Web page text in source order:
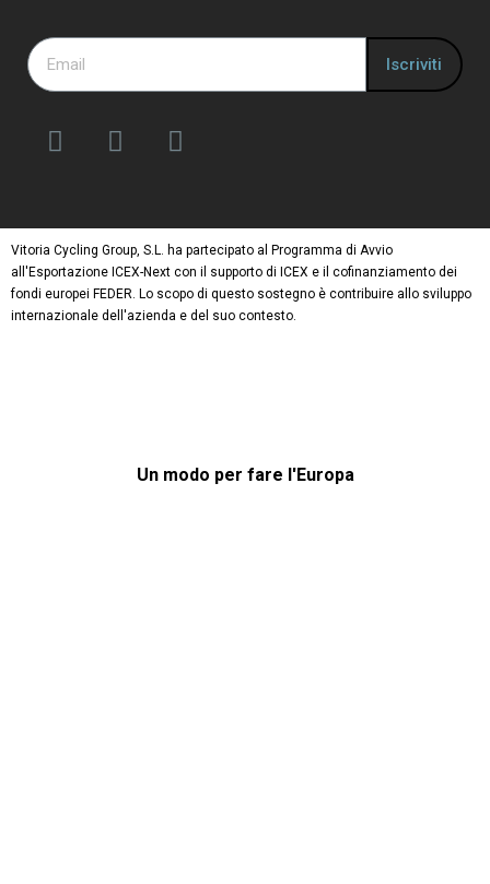
Iscriviti
Vitoria Cycling Group, S.L. ha partecipato al Programma di Avvio
all'Esportazione ICEX-Next con il supporto di ICEX e il cofinanziamento dei
fondi europei FEDER. Lo scopo di questo sostegno è contribuire allo sviluppo
internazionale dell'azienda e del suo contesto.
Un modo per fare l'Europa